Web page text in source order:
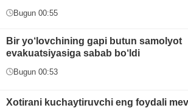
Bugun 00:55
Bir yo‘lovchining gapi butun samolyot
evakuatsiyasiga sabab bo‘ldi
Bugun 00:53
Xotirani kuchaytiruvchi eng foydali